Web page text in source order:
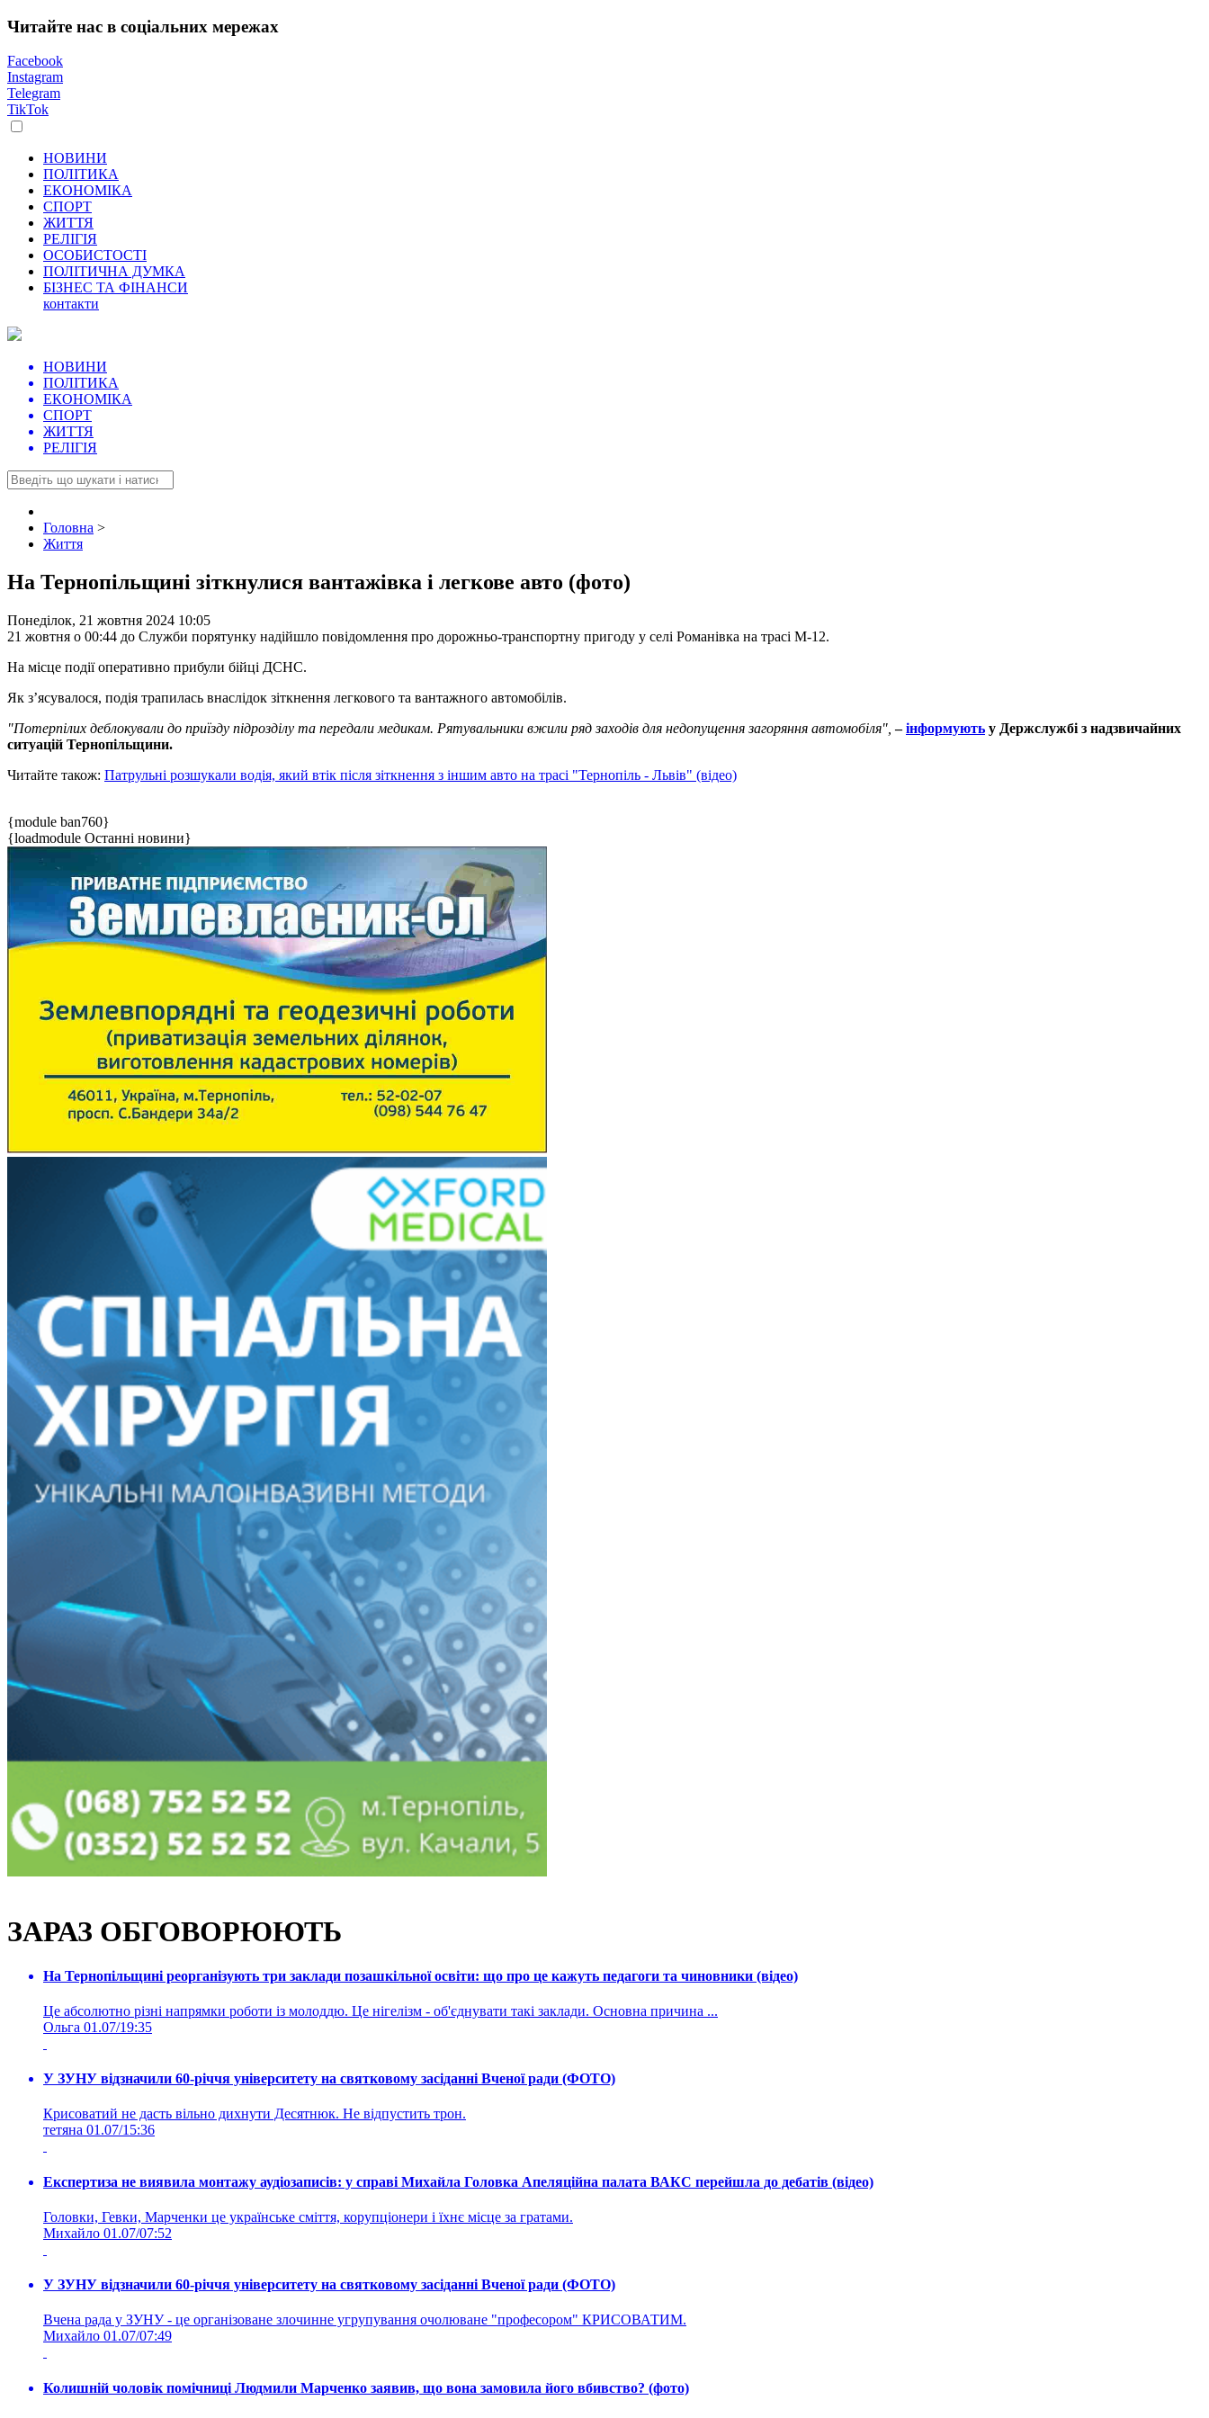
Читайте нас в соціальних мережах
Facebook
Instagram
Telegram
TikTok
НОВИНИ
ПОЛІТИКА
ЕКОНОМІКА
СПОРТ
ЖИТТЯ
РЕЛІГІЯ
ОСОБИСТОСТІ
ПОЛІТИЧНА ДУМКА
БІЗНЕС ТА ФІНАНСИ
контакти
НОВИНИ
ПОЛІТИКА
ЕКОНОМІКА
СПОРТ
ЖИТТЯ
РЕЛІГІЯ
Головна >
Життя
На Тернопільщині зіткнулися вантажівка і легкове авто (фото)
Понеділок, 21 жовтня 2024 10:05
21 жовтня о 00:44 до Служби порятунку надійшло повідомлення про дорожньо-транспортну пригоду у селі Романівка на трасі М-12.
На місце події оперативно прибули бійці ДСНС.
Як з’ясувалося, подія трапилась внаслідок зіткнення легкового та вантажного автомобілів.
"Потерпілих деблокували до приїзду підрозділу та передали медикам. Рятувальники вжили ряд заходів для недопущення загоряння автомобіля", –інформують у Держслужбі з надзвичайних
ситуацій Тернопільщини.
Читайте також: Патрульні розшукали водія, який втік після зіткнення з іншим авто на трасі "Тернопіль - Львів" (відео)
{module ban760}
{loadmodule Останні новини}
ЗАРАЗ ОБГОВОРЮЮТЬ
На Тернопільщині реорганізують три заклади позашкільної освіти: що про це кажуть педагоги та чиновники (відео)
Це абсолютно різні напрямки роботи із молоддю. Це нігелізм - об'єднувати такі заклади. Основна причина ...
Ольга 01.07/19:35
У ЗУНУ відзначили 60-річчя університету на святковому засіданні Вченої ради (ФОТО)
Крисоватий не дасть вільно дихнути Десятнюк. Не відпустить трон.
тетяна 01.07/15:36
Експертиза не виявила монтажу аудіозаписів: у справі Михайла Головка Апеляційна палата ВАКС перейшла до дебатів (відео)
Головки, Гевки, Марченки це українське сміття, корупціонери і їхнє місце за гратами.
Михайло 01.07/07:52
У ЗУНУ відзначили 60-річчя університету на святковому засіданні Вченої ради (ФОТО)
Вчена рада у ЗУНУ - це організоване злочинне угрупування очолюване "професором" КРИСОВАТИМ.
Михайло 01.07/07:49
Колишній чоловік помічниці Людмили Марченко заявив, що вона замовила його вбивство? (фото)